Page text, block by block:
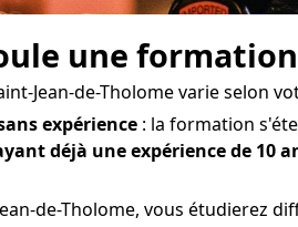
une
Jean-de-Tholome varie selon
expérience : la formation
déjà une expérience de 10
de-Tholome, vous étudierez